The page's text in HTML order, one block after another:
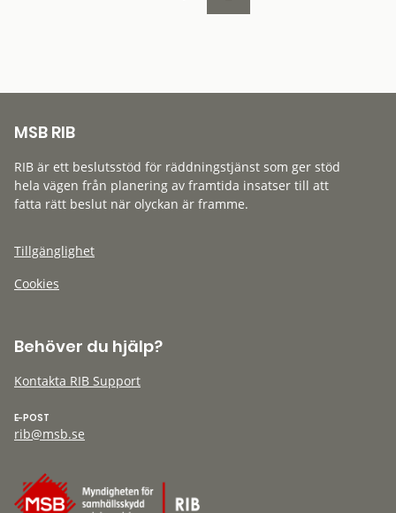
MSB RIB
RIB är ett beslutsstöd för räddningstjänst som ger stöd
hela vägen från planering av framtida insatser till att
fatta rätt beslut när olyckan är framme.
Tillgänglighet
Cookies
Behöver du hjälp?
Kontakta RIB Support
E-POST
rib@msb.se